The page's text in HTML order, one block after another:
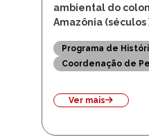
ambiental do
Amazônia (séculos
Programa de
Coordenação de
Ver mais